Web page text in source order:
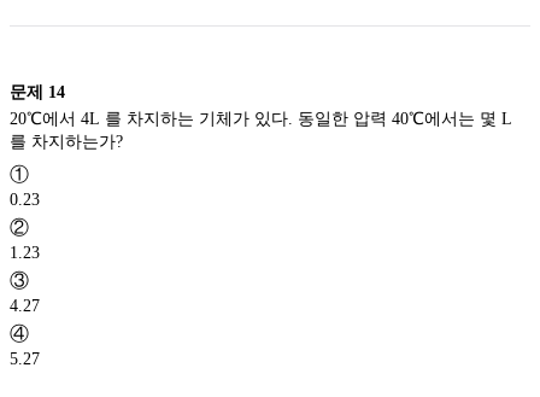
문제 14
20℃에서 4L 를 차지하는 기체가 있다. 동일한 압력 40℃에서는 몇 L
①
0.23
②
1.23
③
4.27
④
5.27